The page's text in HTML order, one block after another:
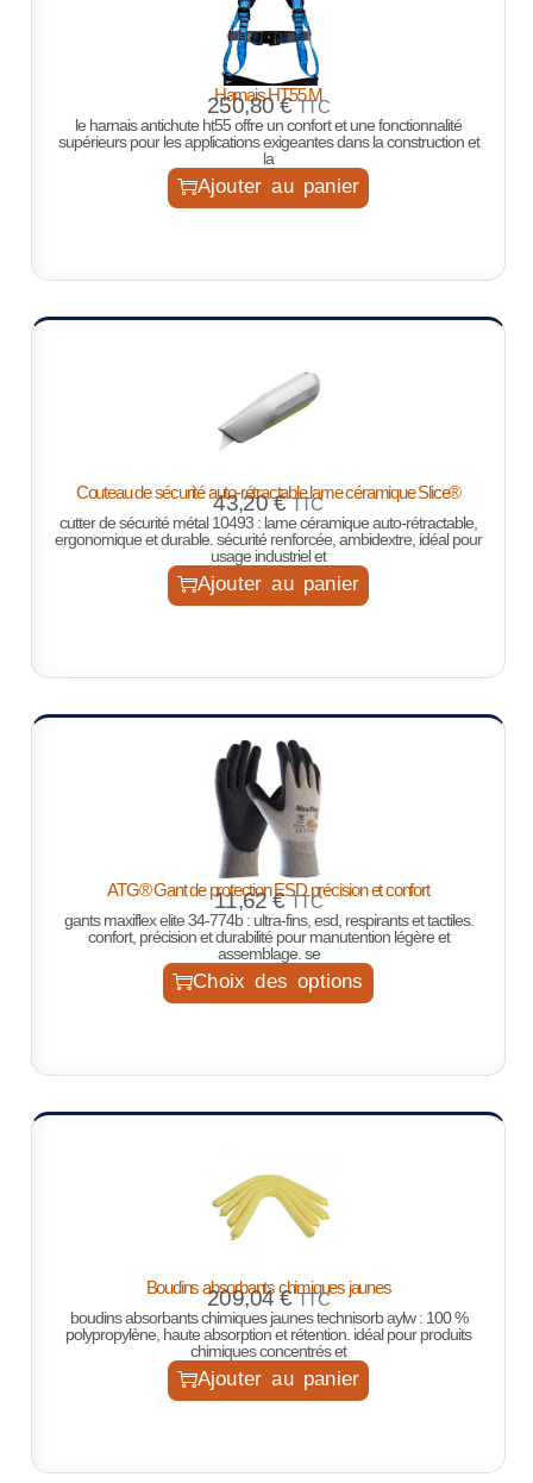
Harnais HT55 M
250,80€ TTC
le harnais antichute ht55 offre un confort et une fonctionnalité
supérieurs pour les applications exigeantes dans la construction et
la
Ajouter au panier
Couteau de sécurité auto-rétractable lame céramique Slice®
43,20€ TTC
cutter de sécurité métal 10493 : lame céramique auto-rétractable,
ergonomique et durable. sécurité renforcée, ambidextre, idéal pour
usage industriel et
Ajouter au panier
ATG® Gant de protection ESD précision et confort
11,62€ TTC
gants maxiflex elite 34-774b : ultra-fins, esd, respirants et tactiles.
confort, précision et durabilité pour manutention légère et
assemblage. se
Choix des options
Boudins absorbants chimiques jaunes
209,04€ TTC
boudins absorbants chimiques jaunes technisorb aylw : 100 %
polypropylène, haute absorption et rétention. idéal pour produits
chimiques concentrés et
Ajouter au panier